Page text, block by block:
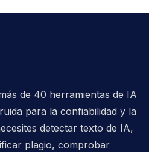
de 40 herramientas de IA
para la confiabilidad y la
detectar texto de IA,
plagio, comprobar